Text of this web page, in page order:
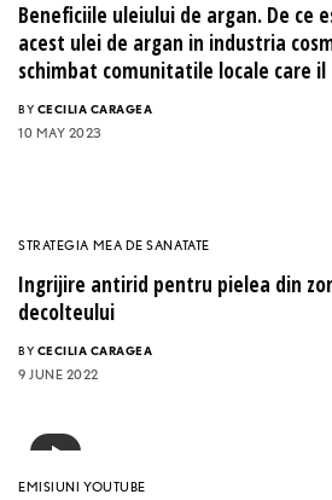
Beneficiile uleiului de argan. De
acest ulei de argan in industria
schimbat comunitatile locale care il
BY CECILIA CARAGEA
10 MAY 2023
STRATEGIA MEA DE SANATATE
Ingrijire antirid pentru pielea din
decolteului
BY CECILIA CARAGEA
9 JUNE 2022
EMISIUNI YOUTUBE